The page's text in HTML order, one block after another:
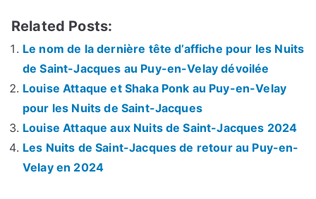
Related Posts:
Le nom de la dernière tête d’affiche pour les Nuits
de Saint-Jacques au Puy-en-Velay dévoilée
Louise Attaque et Shaka Ponk au Puy-en-Velay
pour les Nuits de Saint-Jacques
Louise Attaque aux Nuits de Saint-Jacques 2024
Les Nuits de Saint-Jacques de retour au Puy-en-
Velay en 2024